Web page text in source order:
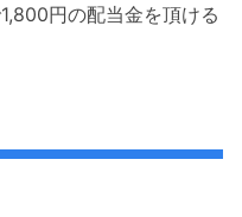
円の配当金を頂ける